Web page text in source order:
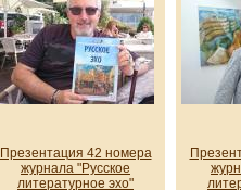
Презентация 42 номера
журнала "Русское
литературное эхо"